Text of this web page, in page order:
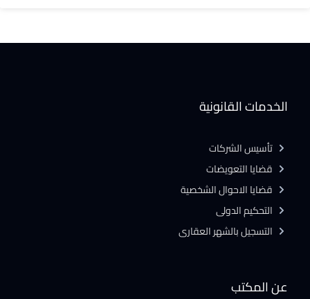
عن المكتب
الخدمات القانونية
تأسيس الشركات
قضايا التعويضات
قضايا الاحوال الشخصية
التحكيم الدولى
التسجيل بالشهر العقارى